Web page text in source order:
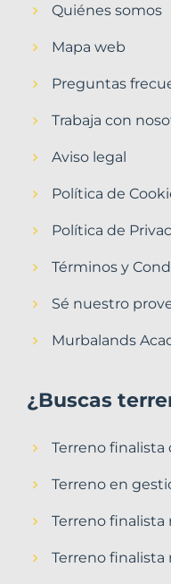
Quiénes somos
Mapa web
Preguntas
Trabaja con
Aviso legal
Política de
Política de
Términos y
Sé nuestro
Murbalands
¿Buscas
Terreno finalista
Terreno en
Terreno
Terreno finalista